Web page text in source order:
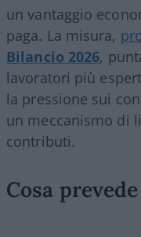
un vantaggio
paga. La misura,
Bilancio 2026,
lavoratori più
la pressione sui
un meccanismo di
contributi.
Cosa